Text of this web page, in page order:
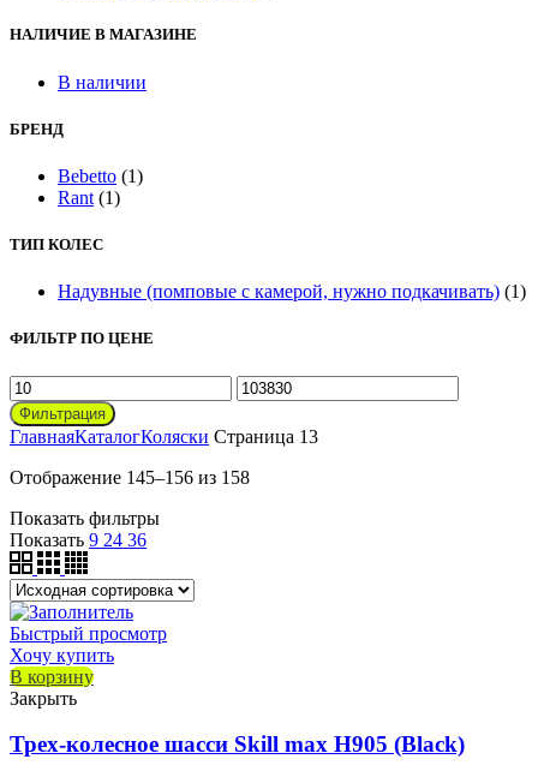
НАЛИЧИЕ В МАГАЗИНЕ
В наличии
БРЕНД
Bebetto (1)
Rant (1)
ТИП КОЛЕС
Надувные (помповые с камерой, нужно подкачивать) (1)
ФИЛЬТР ПО ЦЕНЕ
Минимальная
цена
Максимальная
цена
Фильтрация
ГлавнаяКаталогКоляски Страница 13
Отображение 145–156 из 158
Показать фильтры
Показать 9 24 36
Быстрый просмотр
Хочу купить
В корзину
Закрыть
Трех-колесное шасси Skill max H905 (Black)